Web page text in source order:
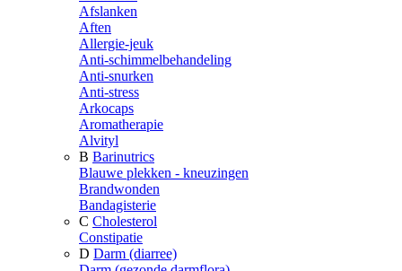
Afslanken
Aften
Allergie-jeuk
Anti-schimmelbehandeling
Anti-snurken
Anti-stress
Arkocaps
Aromatherapie
Alvityl
B Barinutrics
Blauwe plekken - kneuzingen
Brandwonden
Bandagisterie
C Cholesterol
Constipatie
D Darm (diarree)